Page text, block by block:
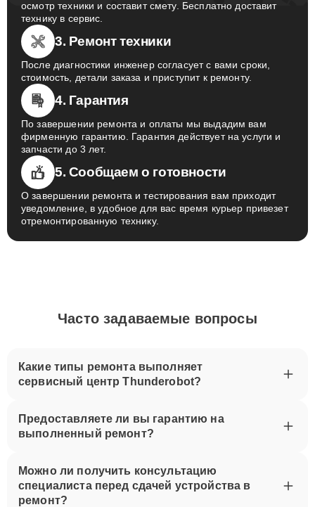
осмотр техники и составит смету. Бесплатно доставит
технику в сервис.
3. Ремонт техники
После диагностики инженер согласует с вами сроки,
стоимость, детали заказа и приступит к ремонту.
4. Гарантия
По завершении ремонта и оплаты мы выдадим вам
фирменную гарантию. Гарантия действует на услуги и
запчасти до 3 лет.
5. Сообщаем о готовности
О завершении ремонта и тестирования вам приходит
уведомление, в удобное для вас время курьер привезет
отремонтированную технику.
Часто задаваемые вопросы
Какие типы ремонта выполняет
сервисный центр Thunderobot?
Предоставляете ли вы гарантию на
выполненный ремонт?
Можно ли получить консультацию
специалиста перед сдачей устройства в
ремонт?